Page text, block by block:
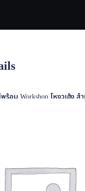
อม Workshop โหงวเฮ้ง ส
31 ส.ค. 66)